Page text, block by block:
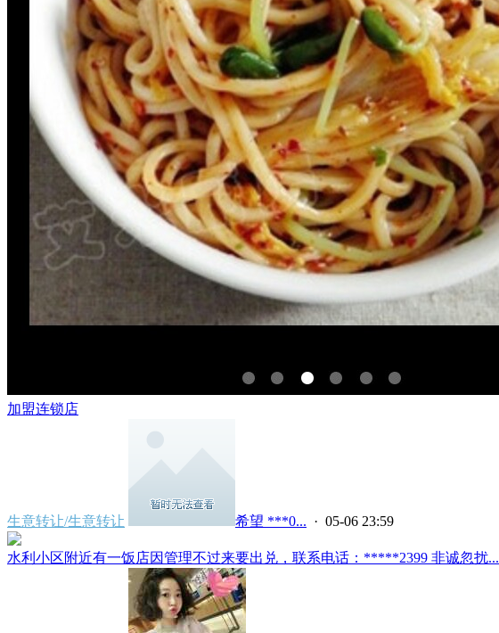
加盟连锁店
生意转让/生意转让 希望 ***0... · 05-06 23:59
水利小区附近有一饭店因管理不过来要出兑，联系电话：*****2399 非诚忽扰...